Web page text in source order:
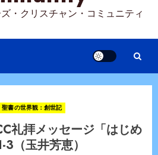
・クリスチャン・コミュニティ
聖書の世界観：創世記
礼拝メッセージ「はじめ
（玉井芳恵）